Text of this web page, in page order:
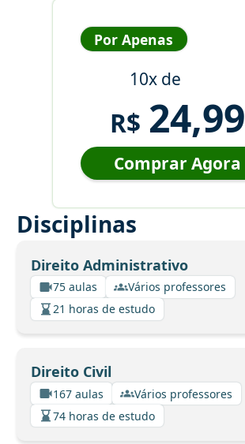
Por Apenas
10x de
R$ 24,99
Comprar Agora
Disciplinas
Direito Administrativo
75 aulas
Vários professores
21 horas de estudo
Direito Civil
167 aulas
Vários professores
74 horas de estudo